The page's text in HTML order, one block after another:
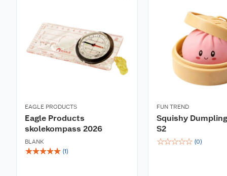
Vanntett (m): No
Vekt (gr): 180
Vanntett: Nei
Garanti (år): 5
Synsfelt (1000m): 120
EAGLE PRODUCTS
Eagle Products
skolekompass 2026
BLANK
☆☆☆☆☆ (1)
FUN TREND
Squishy
S2
☆☆☆☆☆ (0)